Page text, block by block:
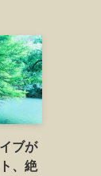
ブが
、絶